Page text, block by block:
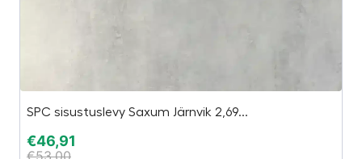
SPC sisustuslevy Saxum Järnvik 2,69...
€46,91
€53,00